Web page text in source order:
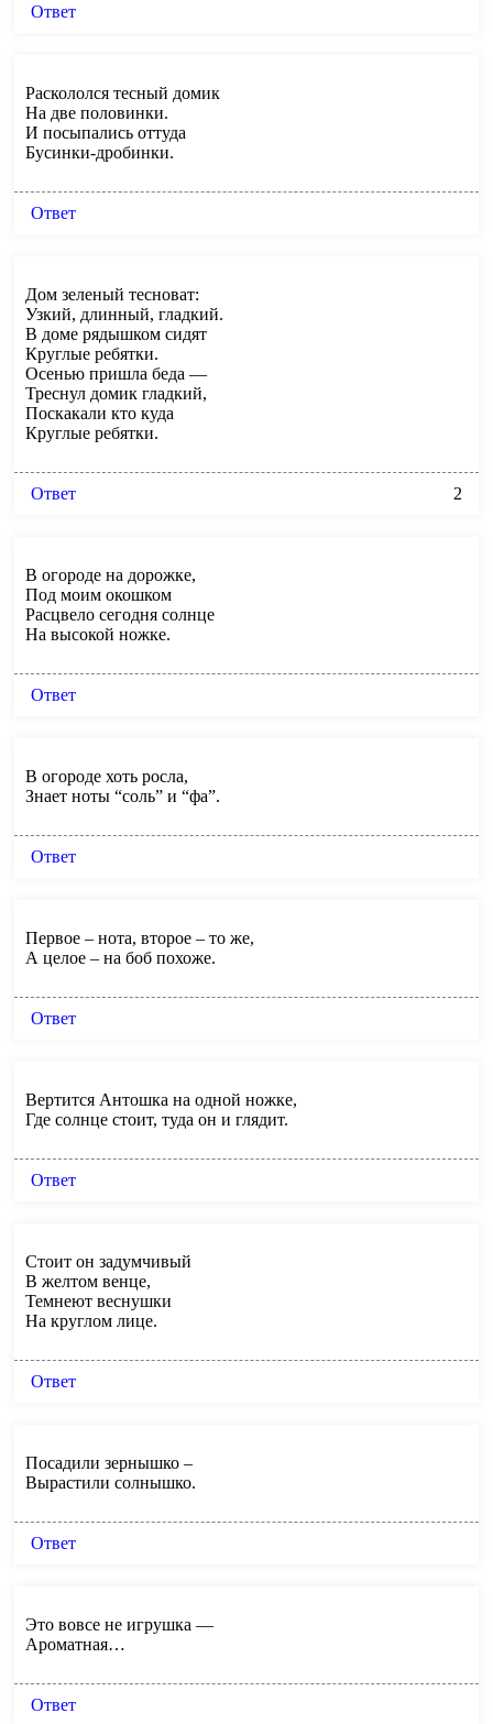
Ответ
Раскололся тесный домик
На две половинки.
И посыпались оттуда
Бусинки-дробинки.
Ответ
Дом зеленый тесноват:
Узкий, длинный, гладкий.
В доме рядышком сидят
Круглые ребятки.
Осенью пришла беда —
Треснул домик гладкий,
Поскакали кто куда
Круглые ребятки.
Ответ 2
В огороде на дорожке,
Под моим окошком
Расцвело сегодня солнце
На высокой ножке.
Ответ
В огороде хоть росла,
Знает ноты “соль” и “фа”.
Ответ
Первое – нота, второе – то же,
А целое – на боб похоже.
Ответ
Вертится Антошка на одной ножке,
Где солнце стоит, туда он и глядит.
Ответ
Стоит он задумчивый
В желтом венце,
Темнеют веснушки
На круглом лице.
Ответ
Посадили зернышко –
Вырастили солнышко.
Ответ
Это вовсе не игрушка —
Ароматная…
Ответ